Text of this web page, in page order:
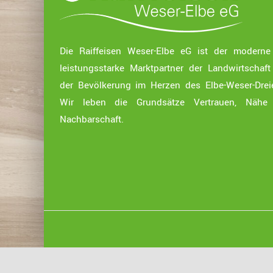
Die Raiffeisen Weser-Elbe eG ist der
leistungsstarke Marktpartner der
der Bevölkerung im Herzen des Elbe-Weser-
Wir leben die Grundsätze Vertrauen,
Nachbarschaft.